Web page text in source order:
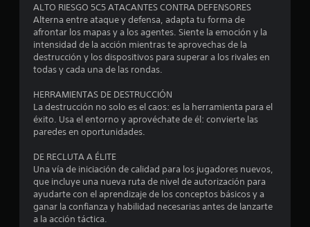
e
n
3
5
5
8
ALTO RIESGO 5C5 ATACANTES CONTRA DEFENSORES
Alterna entre ataque y defensa, adapta tu forma de
afrontar los mapas y a los agentes. Siente la emoción y la
intensidad de la acción mientras te aprovechas de la
destrucción y los dispositivos para superar a los rivales en
todas y cada una de las rondas.
HERRAMIENTAS DE DESTRUCCIÓN
La destrucción no solo es el caos: es la herramienta para el
éxito. Usa el entorno y aprovéchate de él: convierte las
paredes en oportunidades.
DE RECLUTA A ÉLITE
Una vía de iniciación de calidad para los jugadores nuevos,
que incluye una nueva ruta de nivel de autorización para
ayudarte con el aprendizaje de los conceptos básicos y a
ganar la confianza y habilidad necesarias antes de lanzarte
a la acción táctica.